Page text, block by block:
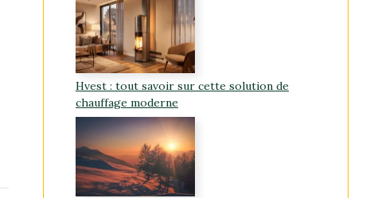
Hvest : tout savoir sur cette solution de
chauffage moderne